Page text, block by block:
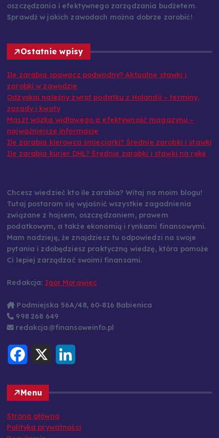
oszczędzania i efektywnego zarządzania budżetem.
Sprawdź w jakich zawodach można dobrze zarobić!
Ostatnie wpisy
Ile zarabia spawacz podwodny? Aktualne stawki i
zarobki w zawodzie
Odzyskaj należny zwrot podatku z Holandii – terminy,
zasady i kwoty
Maszt wózka widłowego a efektywność magazynu –
najważniejsze informacje
Ile zarabia kierowca śmieciarki? Średnie zarobki i stawki
Ile zarabia kurier DHL? Średnie zarobki i stawki na rękę
Chcesz wiedzieć kto ile zarabia? Witaj na moim blogu!
Tutaj postaram się wyjaśnić wszystkie zagadnienia
związane z hajsem, oszczędzaniem, prawem
podatkowym, a także ekonomią i rynkami finansowymi.
Mam nadzieję, że znajdziesz tu odpowiedzi na swoje
pytania i zdobędziesz praktyczną wiedzę, która pomoże
Ci lepiej zarządzać swoimi finansami.
Redakcja: Igor Morawiec
Podmiejska 56A/48, 60-816 Babienica
998 268 649
redakcja@finansoweinfo.pl
o
o
k
X
I
Menu
Strona główna
Polityka prywatności